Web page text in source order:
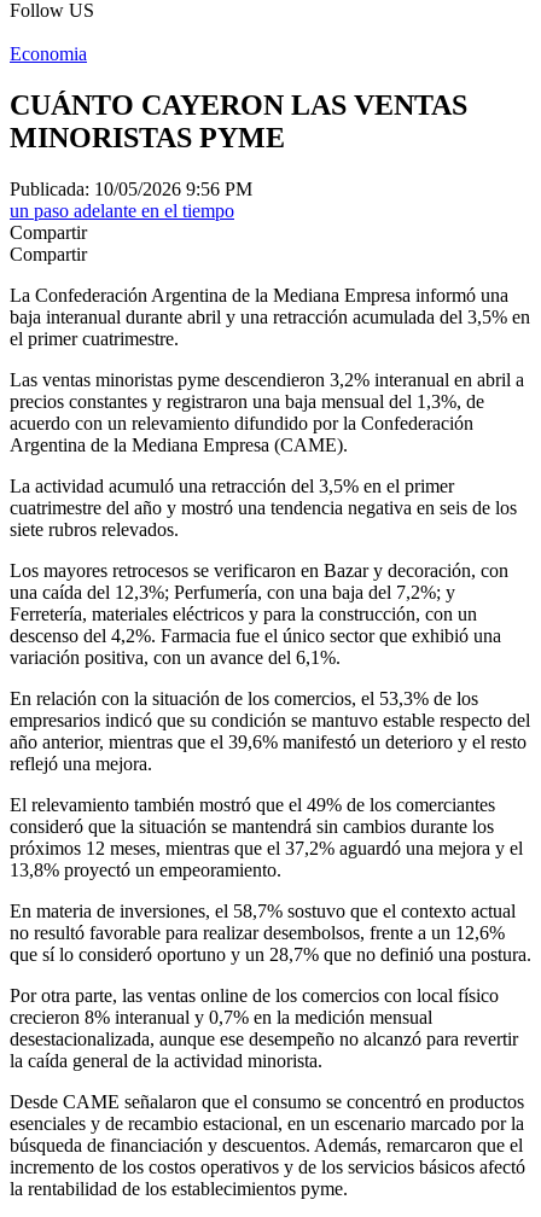
Follow US
Economia
CUÁNTO CAYERON LAS VENTAS
MINORISTAS PYME
Publicada: 10/05/2026 9:56 PM
un paso adelante en el tiempo
Compartir
Compartir
La Confederación Argentina de la Mediana Empresa informó una
baja interanual durante abril y una retracción acumulada del 3,5% en
el primer cuatrimestre.
Las ventas minoristas pyme descendieron 3,2% interanual en abril a
precios constantes y registraron una baja mensual del 1,3%, de
acuerdo con un relevamiento difundido por la Confederación
Argentina de la Mediana Empresa (CAME).
La actividad acumuló una retracción del 3,5% en el primer
cuatrimestre del año y mostró una tendencia negativa en seis de los
siete rubros relevados.
Los mayores retrocesos se verificaron en Bazar y decoración, con
una caída del 12,3%; Perfumería, con una baja del 7,2%; y
Ferretería, materiales eléctricos y para la construcción, con un
descenso del 4,2%. Farmacia fue el único sector que exhibió una
variación positiva, con un avance del 6,1%.
En relación con la situación de los comercios, el 53,3% de los
empresarios indicó que su condición se mantuvo estable respecto del
año anterior, mientras que el 39,6% manifestó un deterioro y el resto
reflejó una mejora.
El relevamiento también mostró que el 49% de los comerciantes
consideró que la situación se mantendrá sin cambios durante los
próximos 12 meses, mientras que el 37,2% aguardó una mejora y el
13,8% proyectó un empeoramiento.
En materia de inversiones, el 58,7% sostuvo que el contexto actual
no resultó favorable para realizar desembolsos, frente a un 12,6%
que sí lo consideró oportuno y un 28,7% que no definió una postura.
Por otra parte, las ventas online de los comercios con local físico
crecieron 8% interanual y 0,7% en la medición mensual
desestacionalizada, aunque ese desempeño no alcanzó para revertir
la caída general de la actividad minorista.
Desde CAME señalaron que el consumo se concentró en productos
esenciales y de recambio estacional, en un escenario marcado por la
búsqueda de financiación y descuentos. Además, remarcaron que el
incremento de los costos operativos y de los servicios básicos afectó
la rentabilidad de los establecimientos pyme.